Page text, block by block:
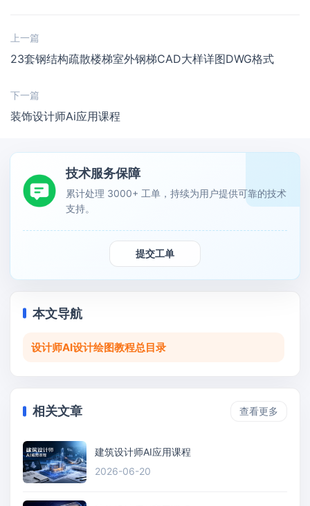
上一篇
23套钢结构疏散楼梯室外钢梯CAD大样详图DWG格式
下一篇
装饰设计师Ai应用课程
技术服务保障
累计处理 3000+ 工单，持续为用户提供可靠的技术
支持。
提交工单
本文导航
设计师AI设计绘图教程总目录
相关文章 查看更多
建筑设计师AI应用课程
2026-06-20